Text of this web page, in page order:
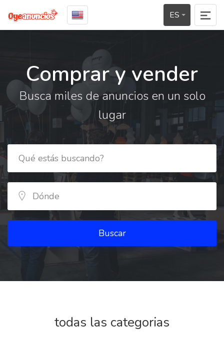
ES
Comprar y vender
Busca miles de anuncios en un solo
lugar
Buscar
todas las categorias